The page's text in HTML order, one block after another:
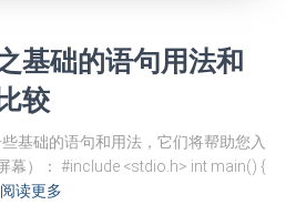
基础的语句用法和
较
基础的语句和用法，它们将帮助您入
幕）： #include <stdio.h> int main() {
阅读更多